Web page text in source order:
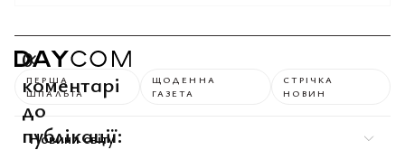
0
коментарі
до
публікації:
ПЕРША
ШПАЛЬТА
ЩОДЕННА
ГАЗЕТА
СТРІЧКА
НОВИН
Новини світу